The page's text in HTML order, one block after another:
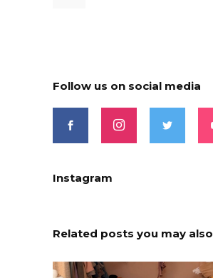
Follow us on social media
Instagram
Related posts you may